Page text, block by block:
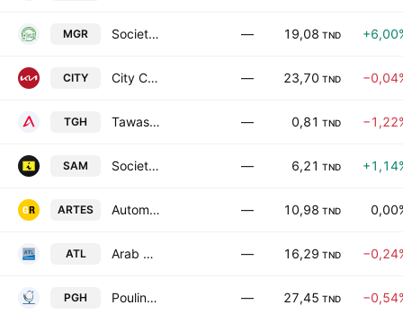
MGR Societe Tunisienne des Marches de Gros SA — 19,08 TND
CITY City Cars SA — 23,70 TND
TGH Tawasol Group Holding SA — 0,81 TND
SAM Societe Atelier du Meuble Interieurs SA — 6,21 TND
ARTES Automobile Reseau Tunisien et Services SA — 10,98 TND
ATL Arab Tunisian Lease SA — 16,29 TND
PGH Poulina Group Holding SA — 27,45 TND